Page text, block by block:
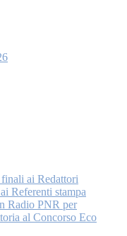
ai Redattori
Referenti stampa
Radio PNR per
al Concorso Eco